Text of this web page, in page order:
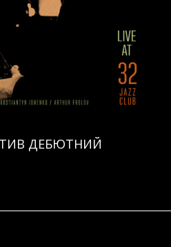
ДЕБЮТНИЙ